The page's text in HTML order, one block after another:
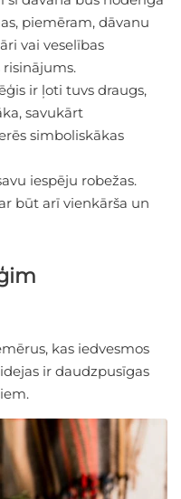
piemēram, dāvanu
vai veselības
ir ļoti tuvs draugs,
savukārt
simboliskākas
iespēju robežas.
būt arī vienkārša un
kas iedvesmos
ir daudzpusīgas